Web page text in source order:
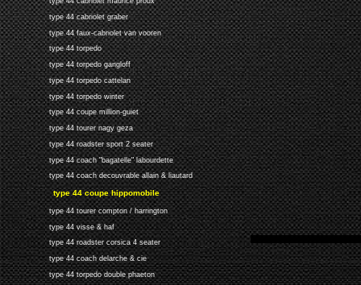
type 44 cabriolet graber
type 44 faux-cabriolet van vooren
type 44 torpedo
type 44 torpedo gangloff
type 44 torpedo cattelan
type 44 torpedo winter
type 44 coupe million-guiet
type 44 tourer nagy geza
type 44 roadster sport 2 seater
type 44 coach "bagatelle" labourdette
type 44 coach decouvrable allain & liautard
type 44 coupe hippomobile
type 44 tourer compton / harrington
type 44 visse & haf
type 44 roadster corsica 4 seater
type 44 coach delarche & cie
type 44 torpedo double phaeton